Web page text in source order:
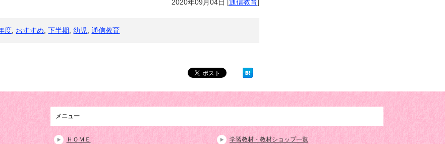
2020年09月04日 [通信教育]
度, おすすめ,下半期,幼児,通信教育
メニュー
ＨＯＭＥ
学習教材・教材ショップ一覧